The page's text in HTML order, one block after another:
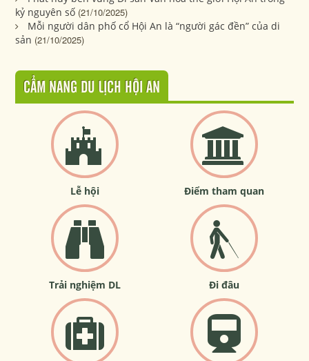
kỷ nguyên số (21/10/2025)
Mỗi người dân phố cổ Hội An là “người gác đền” của di
sản (21/10/2025)
CẨM NANG DU LỊCH HỘI AN
Lễ hội Điểm tham quan
Trải nghiệm DL Đi đâu